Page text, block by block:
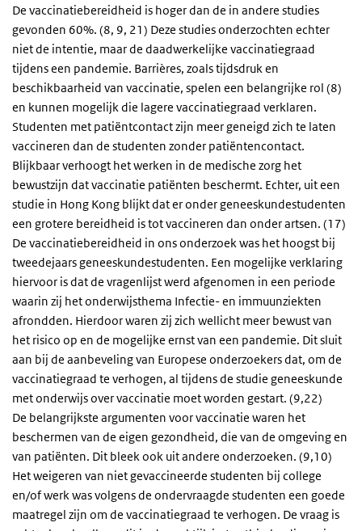
De vaccinatiebereidheid is hoger dan de in andere studies
gevonden 60%. (8, 9, 21) Deze studies onderzochten echter
niet de intentie, maar de daadwerkelijke vaccinatiegraad
tijdens een pandemie. Barrières, zoals tijdsdruk en
beschikbaarheid van vaccinatie, spelen een belangrijke rol (8)
en kunnen mogelijk die lagere vaccinatiegraad verklaren.
Studenten met patiëntcontact zijn meer geneigd zich te laten
vaccineren dan de studenten zonder patiëntencontact.
Blijkbaar verhoogt het werken in de medische zorg het
bewustzijn dat vaccinatie patiënten beschermt. Echter, uit een
studie in Hong Kong blijkt dat er onder geneeskundestudenten
een grotere bereidheid is tot vaccineren dan onder artsen. (17)
De vaccinatiebereidheid in ons onderzoek was het hoogst bij
tweedejaars geneeskundestudenten. Een mogelijke verklaring
hiervoor is dat de vragenlijst werd afgenomen in een periode
waarin zij het onderwijsthema Infectie- en immuunziekten
afrondden. Hierdoor waren zij zich wellicht meer bewust van
het risico op en de mogelijke ernst van een pandemie. Dit sluit
aan bij de aanbeveling van Europese onderzoekers dat, om de
vaccinatiegraad te verhogen, al tijdens de studie geneeskunde
met onderwijs over vaccinatie moet worden gestart. (9,22)
De belangrijkste argumenten voor vaccinatie waren het
beschermen van de eigen gezondheid, die van de omgeving en
van patiënten. Dit bleek ook uit andere onderzoeken. (9,10)
Het weigeren van niet gevaccineerde studenten bij college
en/of werk was volgens de ondervraagde studenten een goede
maatregel zijn om de vaccinatiegraad te verhogen. De vraag is